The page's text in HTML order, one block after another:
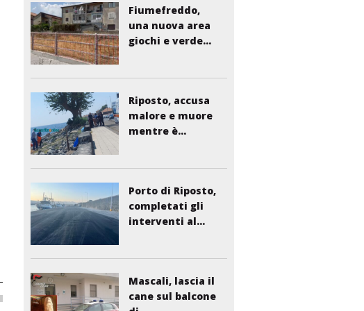
Fiumefreddo,
una nuova area
giochi e verde...
Riposto, accusa
malore e muore
mentre è...
Porto di Riposto,
completati gli
interventi al...
Mascali, lascia il
cane sul balcone